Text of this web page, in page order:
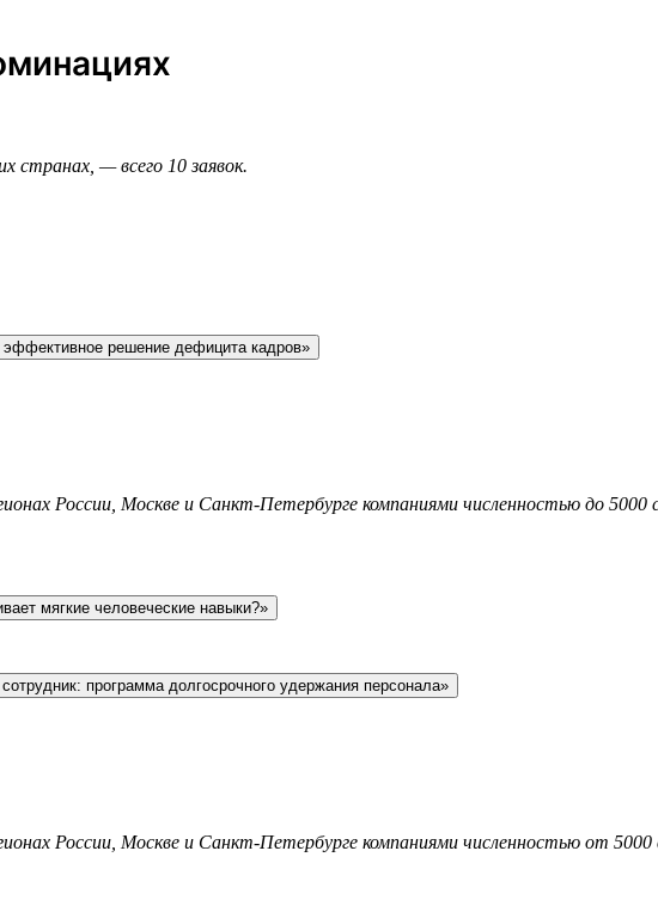
странах, — всего 10 заявок.
решение дефицита кадров»
России, Москве и Санкт-Петербурге компаниями численностью до 5000
мягкие человеческие навыки?»
программа долгосрочного удержания персонала»
России, Москве и Санкт-Петербурге компаниями численностью от 5000